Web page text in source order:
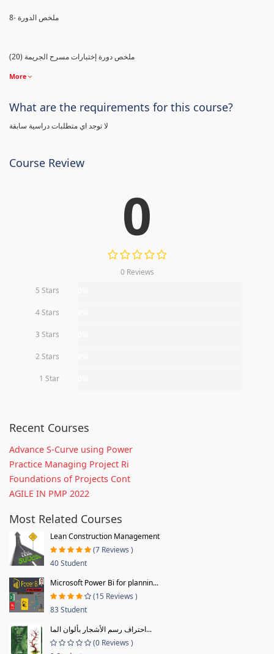
8- ملخص الدورة
(20) ملخص دورة إختبارات مسرح الجريمة
More
What are the requirements for this course?
لا توجد اي متطلبات دراسية سابقة
Course Review
0
0 Reviews
5 Stars
4 Stars
3 Stars
2 Stars
1 Star
Recent Courses
Advance S-Curve using Power
Practice Managing Project Ri
Foundations of Projects Cont
AGILE IN PMP 2022
Most Related Courses
Lean Construction Management
(7 Reviews )
40 Student
Microsoft Power Bi for plannin...
(15 Reviews )
83 Student
احتراف رسم الأشجار بألوان الما...
(0 Reviews )